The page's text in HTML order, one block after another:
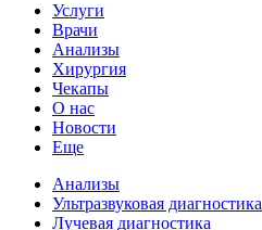
Услуги
Врачи
Анализы
Хирургия
Чекапы
О нас
Новости
Еще
Анализы
Ультразвуковая диагностика
Лучевая диагностика